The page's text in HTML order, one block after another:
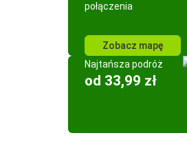
połączenia
Zobacz mapę
Najtańsza podróż
od 33,99 zł